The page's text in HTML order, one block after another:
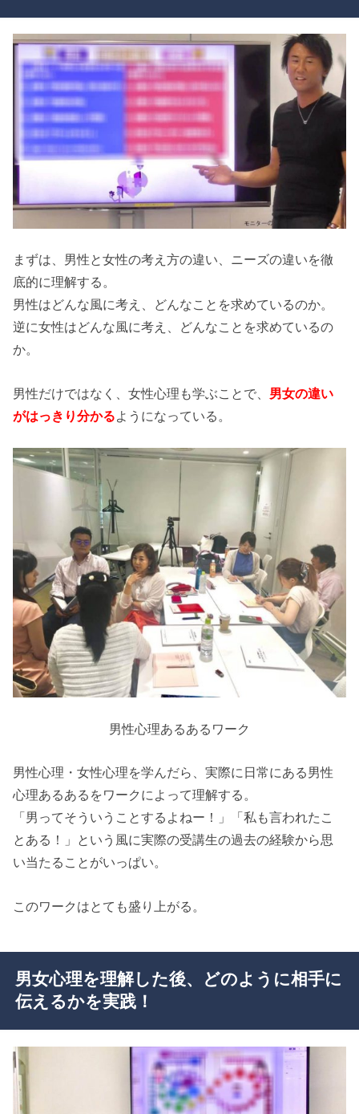
まずは、男性と女性の考え方の違い、ニーズの違いを徹
底的に理解する。
男性はどんな風に考え、どんなことを求めているのか。
逆に女性はどんな風に考え、どんなことを求めているの
か。
男性だけではなく、女性心理も学ぶことで、 男女の違い
がはっきり分かるようになっている。
男性心理あるあるワーク
男性心理・女性心理を学んだら、実際に日常にある男性
心理あるあるをワークによって理解する。
「男ってそういうことするよねー！」「私も言われたこ
とある！」という風に実際の受講生の過去の経験から思
い当たることがいっぱい。
このワークはとても盛り上がる。
男女心理を理解した後、どのように相手に
伝えるかを実践！